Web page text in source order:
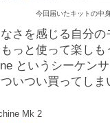
今回届いたキットの中
さを感じる自分
っと使って楽し
というシーケン
いつい買ってしま
Mk 2